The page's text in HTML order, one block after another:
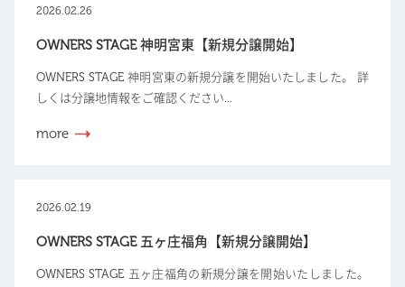
2026.02.26
OWNERS STAGE 神明宮東【新規分譲開始】
OWNERS STAGE 神明宮東の新規分譲を開始いたしました。 詳
しくは分譲地情報をご確認ください...
more
2026.02.19
OWNERS STAGE 五ヶ庄福角【新規分譲開始】
OWNERS STAGE 五ヶ庄福角の新規分譲を開始いたしました。